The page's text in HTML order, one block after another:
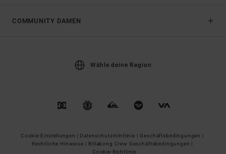
COMMUNITY DAMEN
Wähle deine Region
Cookie-Einstellungen | Datenschutzrichtlinie | Geschäftsbedingungen |
Rechtliche Hinweise | Billabong Crew Geschäftsbedingungen |
Cookie-Richtlinie